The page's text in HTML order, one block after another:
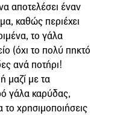
αποτελέσει έναν
καθώς περιέχει
το γάλα
(όχι το πολύ πηκτό
ανά ποτήρι!
μαζί με τα
γάλα καρύδας,
χρησιμοποιήσεις